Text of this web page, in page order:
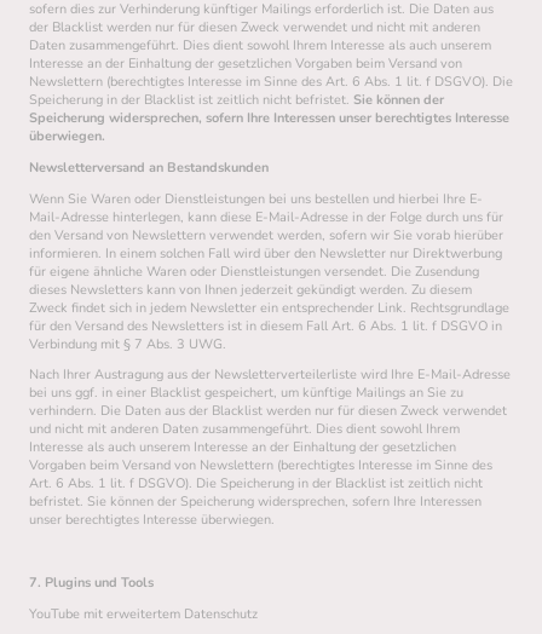
sofern dies zur Verhinderung künftiger Mailings erforderlich ist. Die Daten aus
der Blacklist werden nur für diesen Zweck verwendet und nicht mit anderen
Daten zusammengeführt. Dies dient sowohl Ihrem Interesse als auch unserem
Interesse an der Einhaltung der gesetzlichen Vorgaben beim Versand von
Newslettern (berechtigtes Interesse im Sinne des Art. 6 Abs. 1 lit. f DSGVO). Die
Speicherung in der Blacklist ist zeitlich nicht befristet. Sie können der
Speicherung widersprechen, sofern Ihre Interessen unser berechtigtes Interesse
überwiegen.
Newsletterversand an Bestandskunden
Wenn Sie Waren oder Dienstleistungen bei uns bestellen und hierbei Ihre E-
Mail-Adresse hinterlegen, kann diese E-Mail-Adresse in der Folge durch uns für
den Versand von Newslettern verwendet werden, sofern wir Sie vorab hierüber
informieren. In einem solchen Fall wird über den Newsletter nur Direktwerbung
für eigene ähnliche Waren oder Dienstleistungen versendet. Die Zusendung
dieses Newsletters kann von Ihnen jederzeit gekündigt werden. Zu diesem
Zweck findet sich in jedem Newsletter ein entsprechender Link. Rechtsgrundlage
für den Versand des Newsletters ist in diesem Fall Art. 6 Abs. 1 lit. f DSGVO in
Verbindung mit § 7 Abs. 3 UWG.
Nach Ihrer Austragung aus der Newsletterverteilerliste wird Ihre E-Mail-Adresse
bei uns ggf. in einer Blacklist gespeichert, um künftige Mailings an Sie zu
verhindern. Die Daten aus der Blacklist werden nur für diesen Zweck verwendet
und nicht mit anderen Daten zusammengeführt. Dies dient sowohl Ihrem
Interesse als auch unserem Interesse an der Einhaltung der gesetzlichen
Vorgaben beim Versand von Newslettern (berechtigtes Interesse im Sinne des
Art. 6 Abs. 1 lit. f DSGVO). Die Speicherung in der Blacklist ist zeitlich nicht
befristet. Sie können der Speicherung widersprechen, sofern Ihre Interessen
unser berechtigtes Interesse überwiegen.
7. Plugins und Tools
YouTube mit erweitertem Datenschutz